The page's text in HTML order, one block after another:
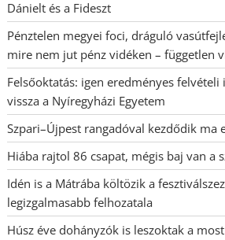
Dánielt és a Fideszt
Pénztelen megyei foci, dráguló
mire nem jut pénz vidéken – független
Felsőoktatás: igen eredményes
vissza a Nyíregyházi Egyetem
Szpari–Újpest rangadóval kezdődik ma
Hiába rajtol 86 csapat, mégis baj van a
Idén is a Mátrába költözik a
legizgalmasabb felhozatala
Húsz éve dohányzók is leszoktak a